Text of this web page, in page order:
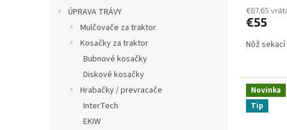
ÚPRAVA TRÁVY
Mulčovače za traktor
Kosačky za traktor
Bubnové kosačky
Diskové kosačky
Hrabačky / prevracače
InterTech
EKIW
€67,65
€55
Nôž sekací
Novinka
Tip